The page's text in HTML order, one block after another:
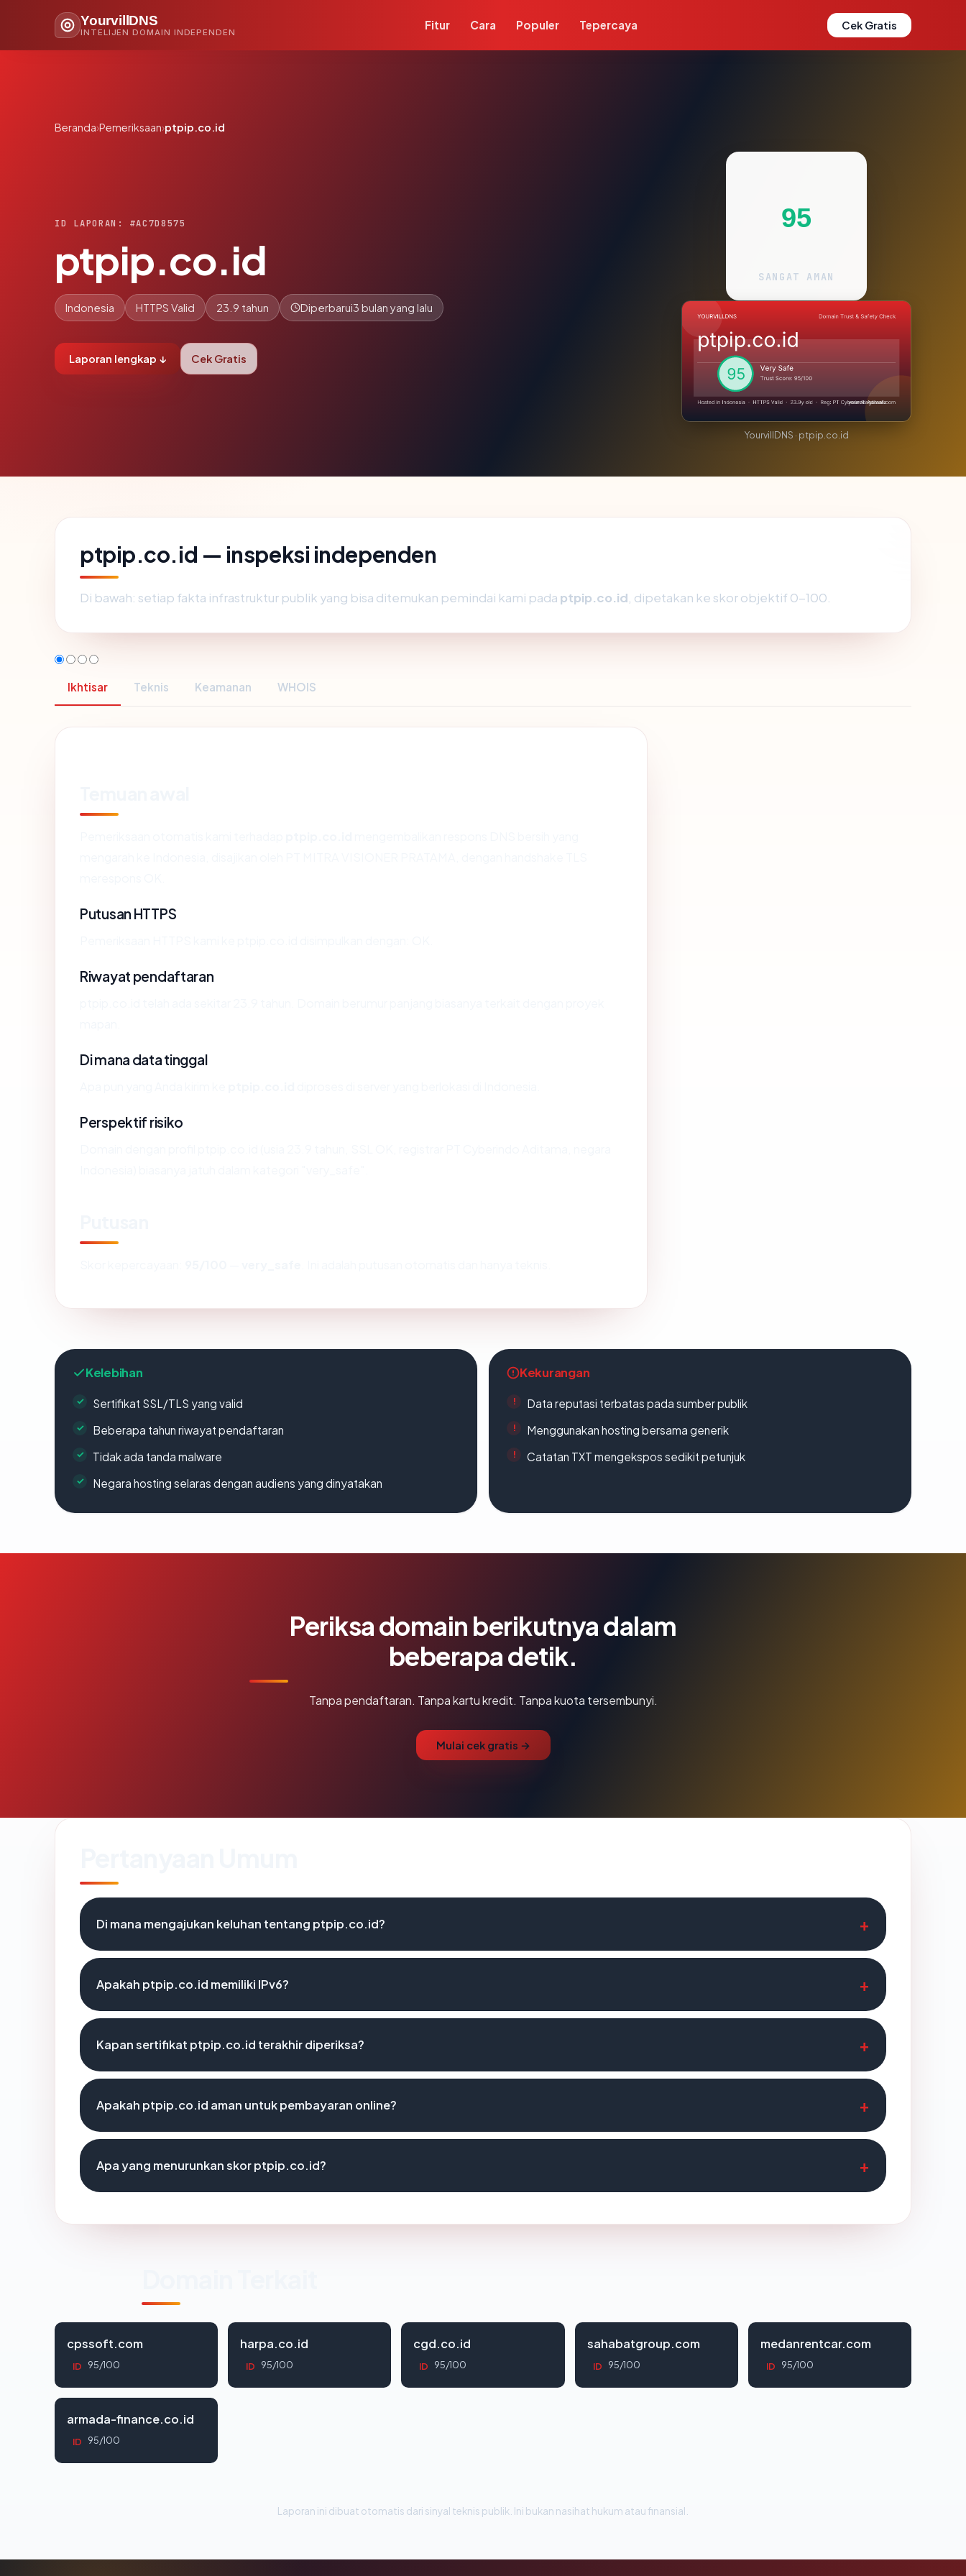
YourvillDNS
INTELIJEN DOMAIN INDEPENDEN
Fitur Cara Populer Tepercaya Cek Gratis
Beranda›Pemeriksaan›ptpip.co.id
ID LAPORAN: #AC7D8575
ptpip.co.id
Indonesia HTTPS Valid 23.9 tahun Diperbarui3 bulan yang lalu
Laporan lengkap ↓ Cek Gratis
95
SANGAT AMAN
YourvillDNS · ptpip.co.id
ptpip.co.id — inspeksi independen
Di bawah: setiap fakta infrastruktur publik yang bisa ditemukan pemindai kami pada ptpip.co.id , dipetakan ke skor objektif 0-100.
Ikhtisar Teknis Keamanan WHOIS
Putusan HTTPS
Riwayat pendaftaran
Di mana data tinggal
Perspektif risiko
Kelebihan
Sertifikat SSL/TLS yang valid
Beberapa tahun riwayat pendaftaran
Tidak ada tanda malware
Negara hosting selaras dengan audiens yang dinyatakan
Kekurangan
Data reputasi terbatas pada sumber publik
Menggunakan hosting bersama generik
Catatan TXT mengekspos sedikit petunjuk
Periksa domain berikutnya dalam
beberapa detik.
Tanpa pendaftaran. Tanpa kartu kredit. Tanpa kuota tersembunyi.
Mulai cek gratis →
Di mana mengajukan keluhan tentang ptpip.co.id?
Apakah ptpip.co.id memiliki IPv6?
Kapan sertifikat ptpip.co.id terakhir diperiksa?
Apakah ptpip.co.id aman untuk pembayaran online?
Apa yang menurunkan skor ptpip.co.id?
cpssoft.com
ID 95/100
harpa.co.id
ID 95/100
cgd.co.id
ID 95/100
sahabatgroup.com
ID 95/100
medanrentcar.com
ID 95/100
armada-finance.co.id
ID 95/100
Laporan ini dibuat otomatis dari sinyal teknis publik. Ini bukan nasihat hukum atau finansial.